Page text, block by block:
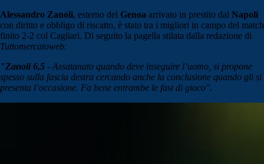
Alessandro Zanoli, esterno del Genoa arrivato in prestito dal Napoli
con diritto e obbligo di riscatto, è stato tra i migliori in campo del match
finito 2-2 col Cagliari. Di seguito la pagella stilata dalla redazione di
Tuttomercatoweb:
"Zanoli 6,5 - Assatanato quando deve inseguire l’uomo, si propone
spesso sulla fascia destra cercando anche la conclusione quando gli si
presenta l’occasione. Fa bene entrambe le fasi di gioco".